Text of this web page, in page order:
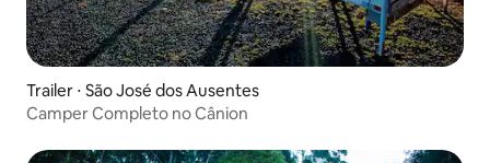
Trailer ⋅ São José dos Ausentes
Camper Completo no Cânion